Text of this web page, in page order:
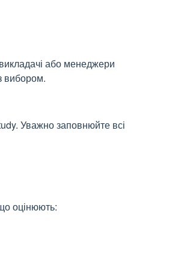
або менеджери
вибором.
Уважно заповнюйте всі
оцінюють: